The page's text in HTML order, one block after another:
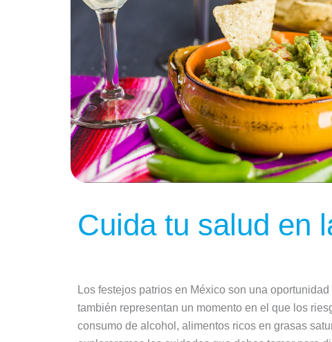
Cuida tu salud en
Los festejos patrios en México son una
también representan un momento en el que los
consumo de alcohol, alimentos ricos en grasas